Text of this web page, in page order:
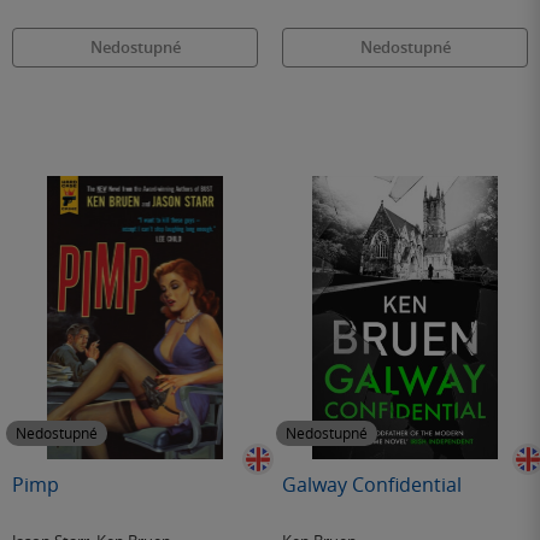
Nedostupné Nedostupné
Nedostupné
Pimp
Nedostupné
Galway Confidential